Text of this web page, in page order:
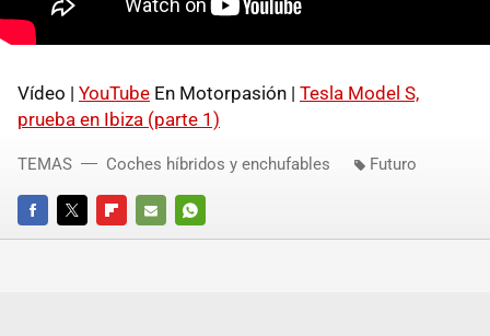
Vídeo | YouTube En Motorpasión | Tesla Model S,
prueba en Ibiza (parte 1)
FACEBOOKTWITTERFLIPBOARD
E-
WHATSAPP
TEMAS Coches híbridos y enchufables Futuro